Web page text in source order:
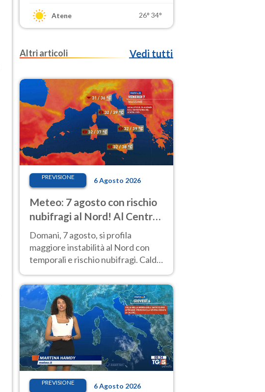
Atene 26° 34°
Altri articoli Vedi tutti
PREVISIONE 6 Agosto 2026
Meteo: 7 agosto con rischio
nubifragi al Nord! Al Centro-
Sud caldo estremo
Domani, 7 agosto, si profila
maggiore instabilità al Nord con
temporali e rischio nubifragi. Caldo
previsioni.
PREVISIONE 6 Agosto 2026